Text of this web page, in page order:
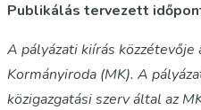
Publikálás tervezett
A pályázati kiírás
Kormányiroda (MK). A
közigazgatási szerv által az